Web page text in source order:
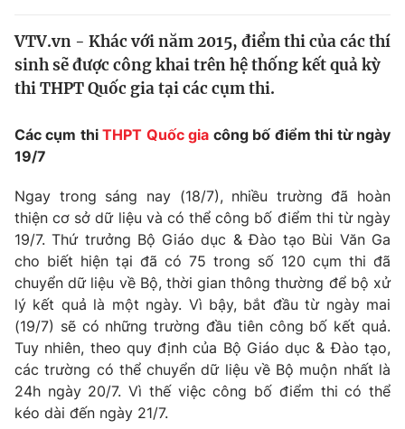
Thế giới
Tin tức
Câu chuyện quốc tế
Kinh tế
Tài chính
Góc doanh nghiệp
Dữ liệu và đời sống
Truyền hình
Phim VTV
Hậu trường
Nhân vật
Khán giả
Giải sao mai
Giải trí
Điện ảnh
Âm nhạc
Sao
Đời sống
Du lịch
Làm đẹp
Chất lượng cuộc sống
Giáo dục
Tuyển sinh
Công nghệ
VTV.vn - Khác với năm 2015, điểm thi của các thí
sinh sẽ được công khai trên hệ thống kết quả kỳ
thi THPT Quốc gia tại các cụm thi.
Các cụm thiTHPT Quốc gia công bố điểm thi từ ngày
19/7
Ngay trong sáng nay (18/7), nhiều trường đã hoàn
thiện cơ sở dữ liệu và có thể công bố điểm thi từ ngày
19/7. Thứ trưởng Bộ Giáo dục & Đào tạo Bùi Văn Ga
cho biết hiện tại đã có 75 trong số 120 cụm thi đã
chuyển dữ liệu về Bộ, thời gian thông thường để bộ xử
lý kết quả là một ngày. Vì bậy, bắt đầu từ ngày mai
(19/7) sẽ có những trường đầu tiên công bố kết quả.
Tuy nhiên, theo quy định của Bộ Giáo dục & Đào tạo,
các trường có thể chuyển dữ liệu về Bộ muộn nhất là
24h ngày 20/7. Vì thế việc công bố điểm thi có thể
kéo dài đến ngày 21/7.